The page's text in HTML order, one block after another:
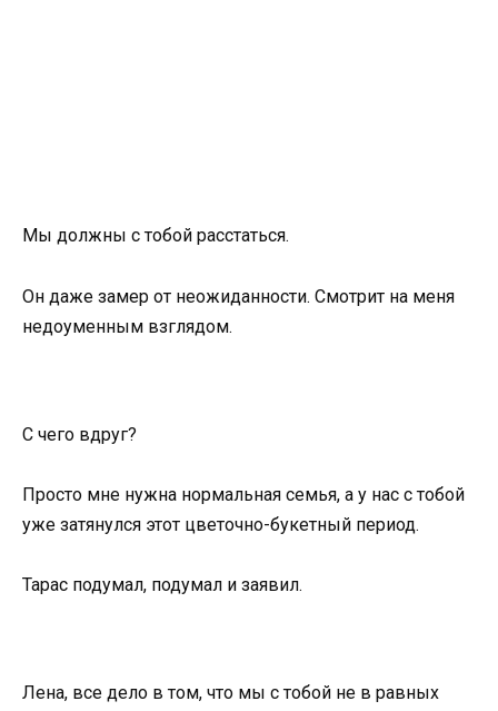
Мы должны с тобой расстаться.
Он даже замер от неожиданности. Смотрит на меня
недоуменным взглядом.
С чего вдруг?
Просто мне нужна нормальная семья, а у нас с тобой
уже затянулся этот цветочно-букетный период.
Тарас подумал, подумал и заявил.
Лена, все дело в том, что мы с тобой не в равных